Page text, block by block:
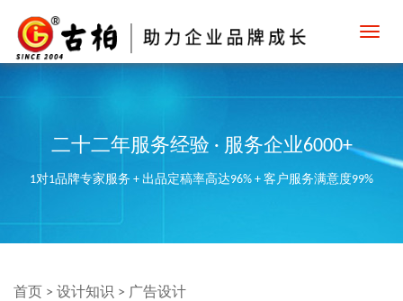
二十二年服务经验 · 服务企业6000+
1对1品牌专家服务 + 出品定稿率高达96% + 客户服务满意度99%
首页 > 设计知识 > 广告设计